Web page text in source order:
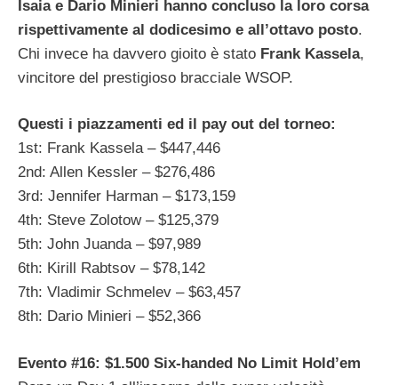
Isaia e Dario Minieri hanno concluso la loro corsa
rispettivamente al dodicesimo e all’ottavo posto.
Chi invece ha davvero gioito è stato Frank Kassela,
vincitore del prestigioso bracciale WSOP.
Questi i piazzamenti ed il pay out del torneo:
1st: Frank Kassela – $447,446
2nd: Allen Kessler – $276,486
3rd: Jennifer Harman – $173,159
4th: Steve Zolotow – $125,379
5th: John Juanda – $97,989
6th: Kirill Rabtsov – $78,142
7th: Vladimir Schmelev – $63,457
8th: Dario Minieri – $52,366
Evento #16: $1.500 Six-handed No Limit Hold’em